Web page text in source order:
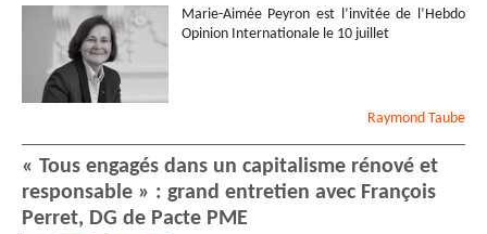
Marie-Aimée Peyron est l’invitée de l’Hebdo
Opinion Internationale le 10 juillet
Raymond Taube
« Tous engagés dans un capitalisme rénové et
responsable » : grand entretien avec François
Perret, DG de Pacte PME